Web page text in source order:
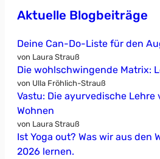
Aktuelle Blogbeiträge
Deine Can-Do-Liste für den
von Laura Strauß
Die wohlschwingende Matrix:
von Ulla Fröhlich-Strauß
Vastu: Die ayurvedische Lehre
Wohnen
von Laura Strauß
Ist Yoga out? Was wir aus den
2026 lernen.